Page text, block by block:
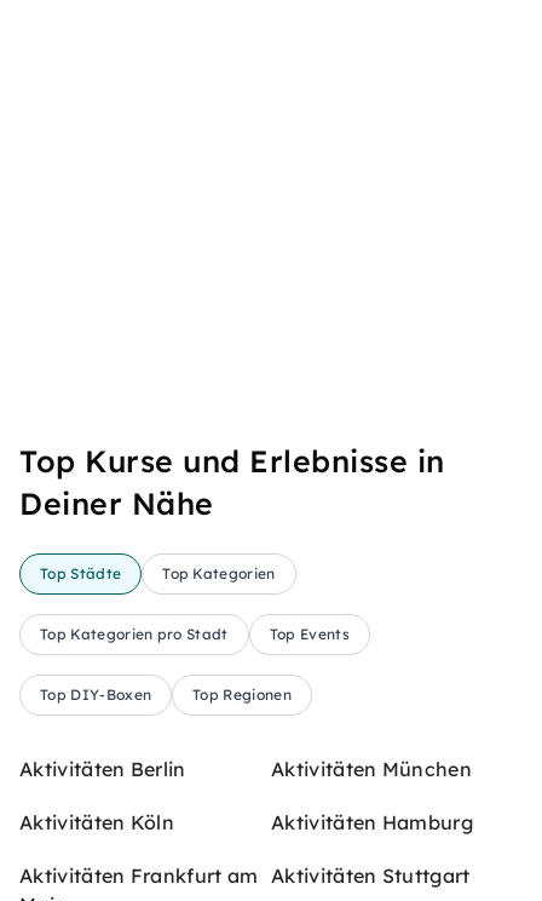
Top Kurse und Erlebnisse in
Deiner Nähe
Top Städte Top Kategorien
Top Kategorien pro Stadt Top Events
Top DIY-Boxen Top Regionen
Aktivitäten Berlin Aktivitäten München
Aktivitäten Köln Aktivitäten Hamburg
Aktivitäten Frankfurt am
Aktivitäten Stuttgart